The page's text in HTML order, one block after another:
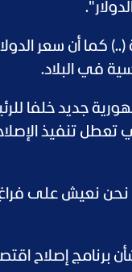
(..) كما أن سعر
في البلاد.
جديد خلفا
تعطل تنفيذ
نحن نعيش على
لبنان لاتفاق مبدئي مع صندوق النقد الدولي في أبريل 2022، بشأن